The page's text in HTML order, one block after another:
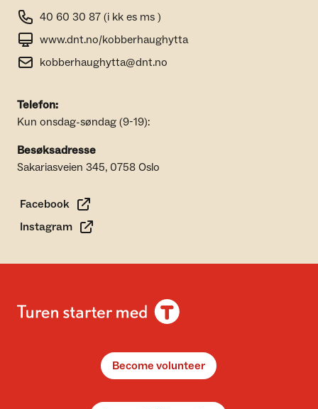
40 60 30 87 (i kk es ms )
www.dnt.no/kobberhaughytta
kobberhaughytta@dnt.no
Telefon:
Kun onsdag-søndag (9-19):
Besøksadresse
Sakariasveien 345, 0758 Oslo
Facebook
Instagram
Become volunteer